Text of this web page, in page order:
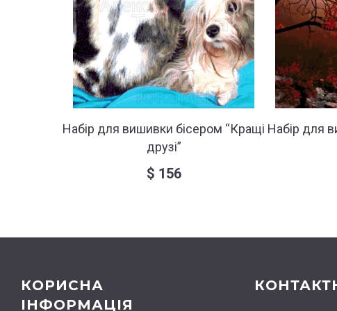
Набір для вишивки бісером “Кращі
друзі”
$ 156
Набір для
КОРИСНА
ІНФОРМАЦІЯ